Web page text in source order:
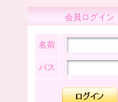
会員ログイン
名前
パス